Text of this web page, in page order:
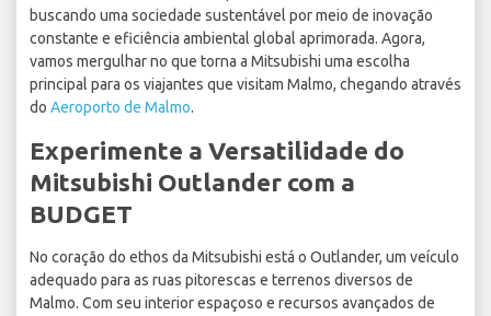
buscando uma sociedade sustentável por meio de inovação
constante e eficiência ambiental global aprimorada. Agora,
vamos mergulhar no que torna a Mitsubishi uma escolha
principal para os viajantes que visitam Malmo, chegando através
do Aeroporto de Malmo.
Experimente a Versatilidade do
Mitsubishi Outlander com a
BUDGET
No coração do ethos da Mitsubishi está o Outlander, um veículo
adequado para as ruas pitorescas e terrenos diversos de
Malmo. Com seu interior espaçoso e recursos avançados de